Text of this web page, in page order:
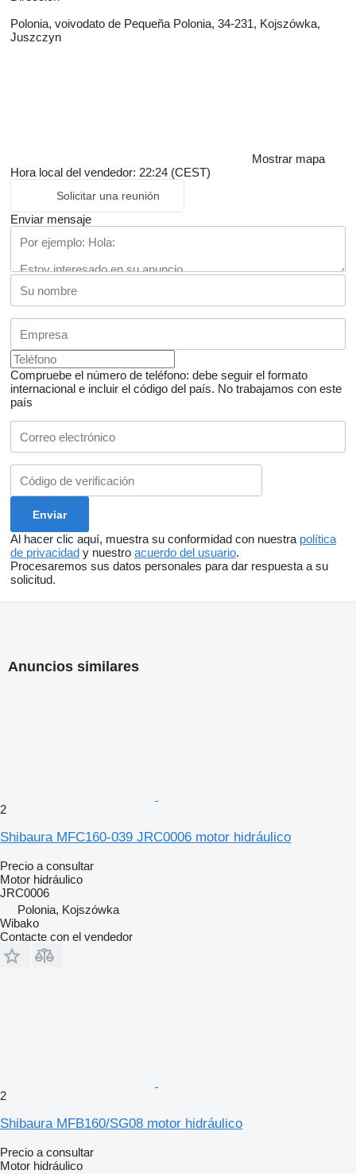
Polonia, voivodato de Pequeña Polonia, 34-231, Kojszówka,
Juszczyn
Mostrar mapa
Hora local del vendedor: 22:24 (CEST)
Solicitar una reunión
Enviar mensaje
Compruebe el número de teléfono: debe seguir el formato
internacional e incluir el código del país. No trabajamos con este
país
Al hacer clic aquí, muestra su conformidad con nuestra política
de privacidad y nuestro acuerdo del usuario.
Procesaremos sus datos personales para dar respuesta a su
solicitud.
Anuncios similares
2
Shibaura MFC160-039 JRC0006 motor hidráulico
Precio a consultar
Motor hidráulico
JRC0006
Polonia, Kojszówka
Wibako
Contacte con el vendedor
2
Shibaura MFB160/SG08 motor hidráulico
Precio a consultar
Motor hidráulico